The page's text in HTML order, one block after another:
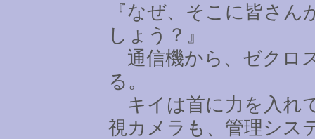
『なぜ、そこに皆さ
しょう？』
通信機から、ゼクロ
る。
キイは首に力を入れ
視カメラも、管理シス